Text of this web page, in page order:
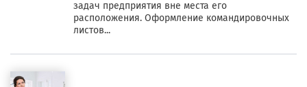
задач предприятия вне места его
расположения. Оформление командировочных
листов...